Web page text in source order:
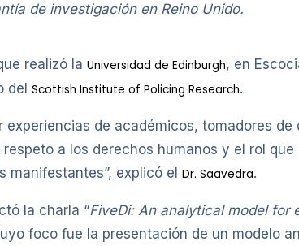
de investigación en Reino Unido.
realizó la Universidad de Edinburgh, en
del Scottish Institute of Policing Research.
experiencias de académicos, tomadores
a los derechos humanos y el rol
manifestantes”, explicó el Dr. Saavedra.
la charla “FiveDi: An analytical model for
foco fue la presentación de un modelo